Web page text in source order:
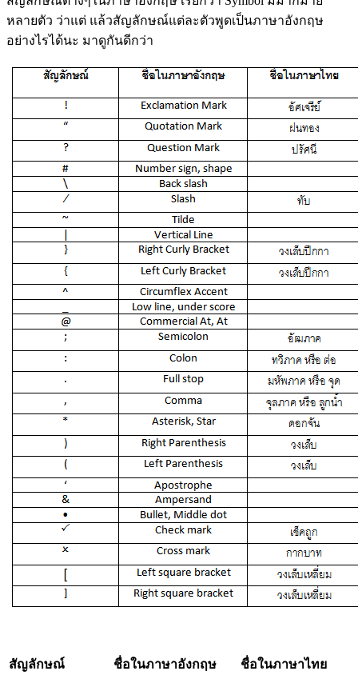
หลายตัว ว่าแต่ แล้วสัญลักษณ์แต่ละตัวพูดเป็นภาษาอังกฤษ
อย่างไรได้นะ มาดูกันดีกว่า
สัญลักษณ์ ชื่อในภาษาอังกฤษ ชื่อในภาษาไทย